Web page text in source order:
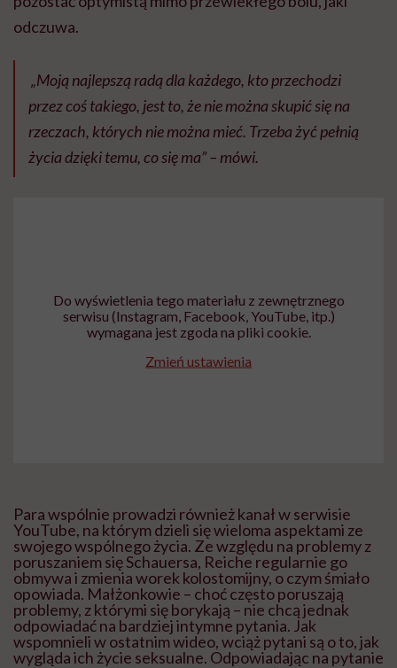
odczuwa.
„Moją najlepszą radą dla każdego, kto przechodzi
przez coś takiego, jest to, że nie można skupić się na
rzeczach, których nie można mieć. Trzeba żyć pełnią
życia dzięki temu, co się ma” – mówi.
Do wyświetlenia tego materiału z zewnętrznego
serwisu (Instagram, Facebook, YouTube, itp.)
wymagana jest zgoda na pliki cookie.
Zmień ustawienia
Para wspólnie prowadzi również kanał w serwisie
YouTube, na którym dzieli się wieloma aspektami ze
swojego wspólnego życia. Ze względu na problemy z
poruszaniem się Schauersa, Reiche regularnie go
obmywa i zmienia worek kolostomijny, o czym śmiało
opowiada. Małżonkowie – choć często poruszają
problemy, z którymi się borykają – nie chcą jednak
odpowiadać na bardziej intymne pytania. Jak
wspomnieli w ostatnim wideo, wciąż pytani są o to, jak
wygląda ich życie seksualne. Odpowiadając na pytanie